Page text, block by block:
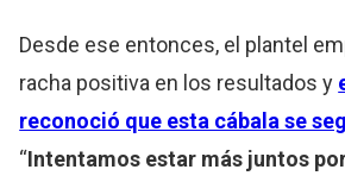
Desde ese entonces, el plantel
racha positiva en los resultados y
reconoció que esta cábala se
“Intentamos estar más juntos